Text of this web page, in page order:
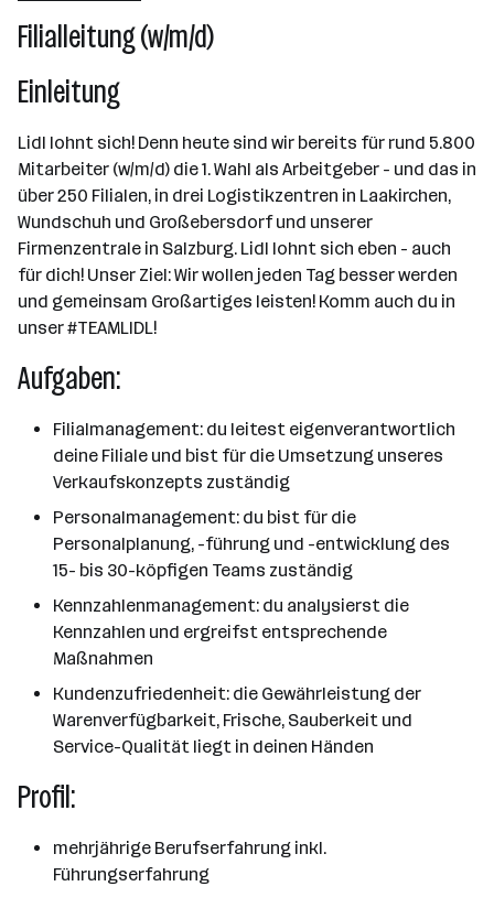
2501 - 10000 Mitarbeiter*innen
Filialleitung (w/m/d)
Einleitung
Lidl lohnt sich! Denn heute sind wir bereits für rund 5.800
Mitarbeiter (w/m/d) die 1. Wahl als Arbeitgeber - und das in
über 250 Filialen, in drei Logistikzentren in Laakirchen,
Wundschuh und Großebersdorf und unserer
Firmenzentrale in Salzburg. Lidl lohnt sich eben - auch
für dich! Unser Ziel: Wir wollen jeden Tag besser werden
und gemeinsam Großartiges leisten! Komm auch du in
unser #TEAMLIDL!
Aufgaben:
Filialmanagement: du leitest eigenverantwortlich
deine Filiale und bist für die Umsetzung unseres
Verkaufskonzepts zuständig
Personalmanagement: du bist für die
Personalplanung, -führung und -entwicklung des
15- bis 30-köpfigen Teams zuständig
Kennzahlenmanagement: du analysierst die
Kennzahlen und ergreifst entsprechende
Maßnahmen
Kundenzufriedenheit: die Gewährleistung der
Warenverfügbarkeit, Frische, Sauberkeit und
Service-Qualität liegt in deinen Händen
Profil:
mehrjährige Berufserfahrung inkl.
Führungserfahrung